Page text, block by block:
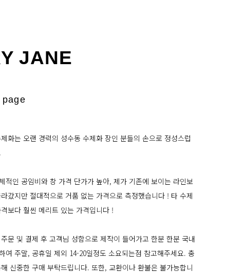
JANE
page
화는 오랜 경력의 성수동 수제화 장인 분들의 손으로 정성스럽
적인 공임비와 창 가격 단가가 높아, 제가 기존에 보이는 라인보
갔지만 절대적으로 거품 없는 가격으로 측정했습니다 ! 타 수제
보다 훨씬 메리트 있는 가격입니다 !
문 및 결제 후 고객님 성함으로 제작이 들어가고 한분 한분 국내
여 주말, 공휴일 제외 14-20일정도 소요되는점 참고해주세요. 충
신중한 구매 부탁드립니다. 또한, 교환이나 환불은 불가능합니